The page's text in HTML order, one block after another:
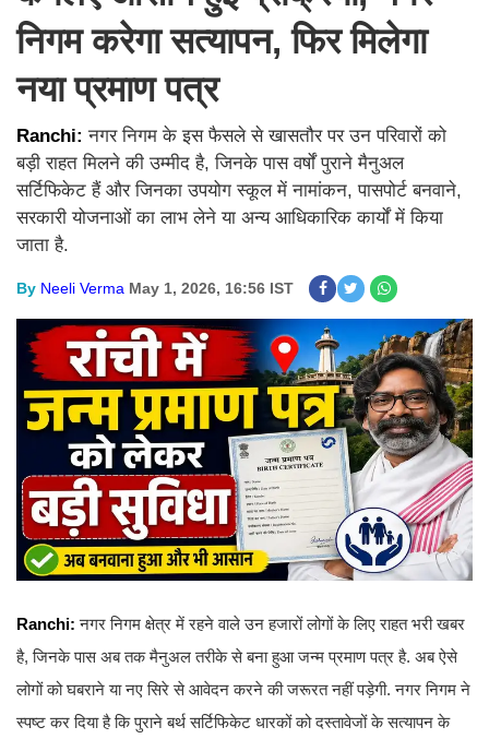
निगम करेगा सत्यापन, फिर मिलेगा
नया प्रमाण पत्र
Ranchi:नगर निगम के इस फैसले से खासतौर पर उन परिवारों को
बड़ी राहत मिलने की उम्मीद है, जिनके पास वर्षों पुराने मैनुअल
सर्टिफिकेट हैं और जिनका उपयोग स्कूल में नामांकन, पासपोर्ट बनवाने,
सरकारी योजनाओं का लाभ लेने या अन्य आधिकारिक कार्यों में किया
जाता है.
By Neeli Verma May 1, 2026, 16:56 IST
Ranchi: नगर निगम क्षेत्र में रहने वाले उन हजारों लोगों के लिए राहत भरी खबर
है, जिनके पास अब तक मैनुअल तरीके से बना हुआ जन्म प्रमाण पत्र है. अब ऐसे
लोगों को घबराने या नए सिरे से आवेदन करने की जरूरत नहीं पड़ेगी. नगर निगम ने
स्पष्ट कर दिया है कि पुराने बर्थ सर्टिफिकेट धारकों को दस्तावेजों के सत्यापन के